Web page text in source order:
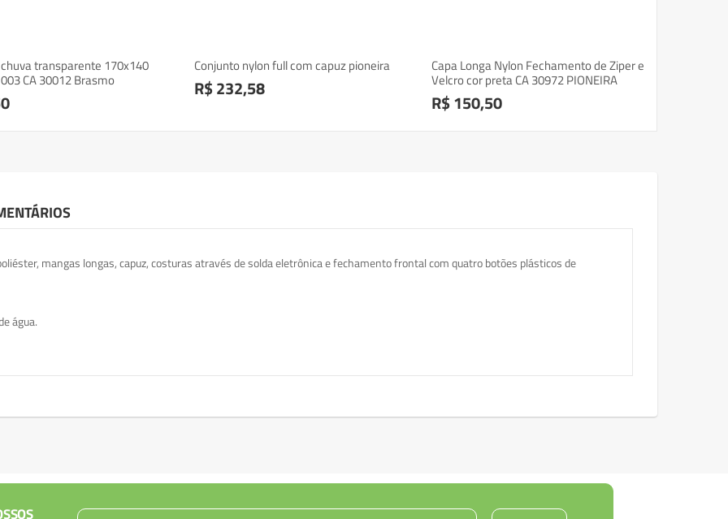
transparente 170x140
CA 30012 Brasmo
Conjunto nylon full com capuz pioneira
R$ 232,58
Capa Longa Nylon Fechamento de Ziper e
Velcro cor preta CA 30972 PIONEIRA
R$ 150,50
mangas longas, capuz, costuras através de solda eletrônica e fechamento frontal com quatro botões plásticos de
água.